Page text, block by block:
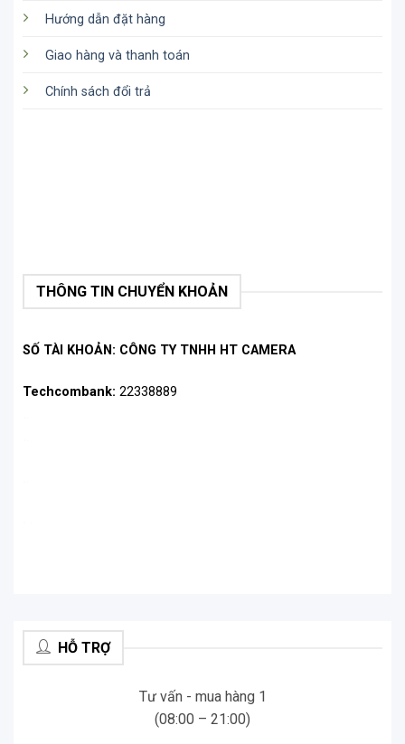
Hướng dẫn đặt hàng
Giao hàng và thanh toán
Chính sách đổi trả
THÔNG TIN CHUYỂN KHOẢN
SỐ TÀI KHOẢN: CÔNG TY TNHH HT CAMERA
Techcombank: 22338889
HỖ TRỢ
Tư vấn - mua hàng 1
(08:00 – 21:00)